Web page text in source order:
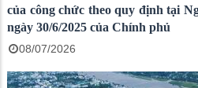
của công chức theo quy định tại
ngày 30/6/2025 của Chính phủ
08/07/2026